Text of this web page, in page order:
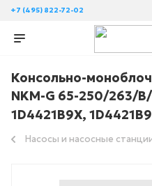
+7 (495) 822-72-02
Консольно-
NKM-G 65-250/263/
1D4421B9X,
Насосы и насосные